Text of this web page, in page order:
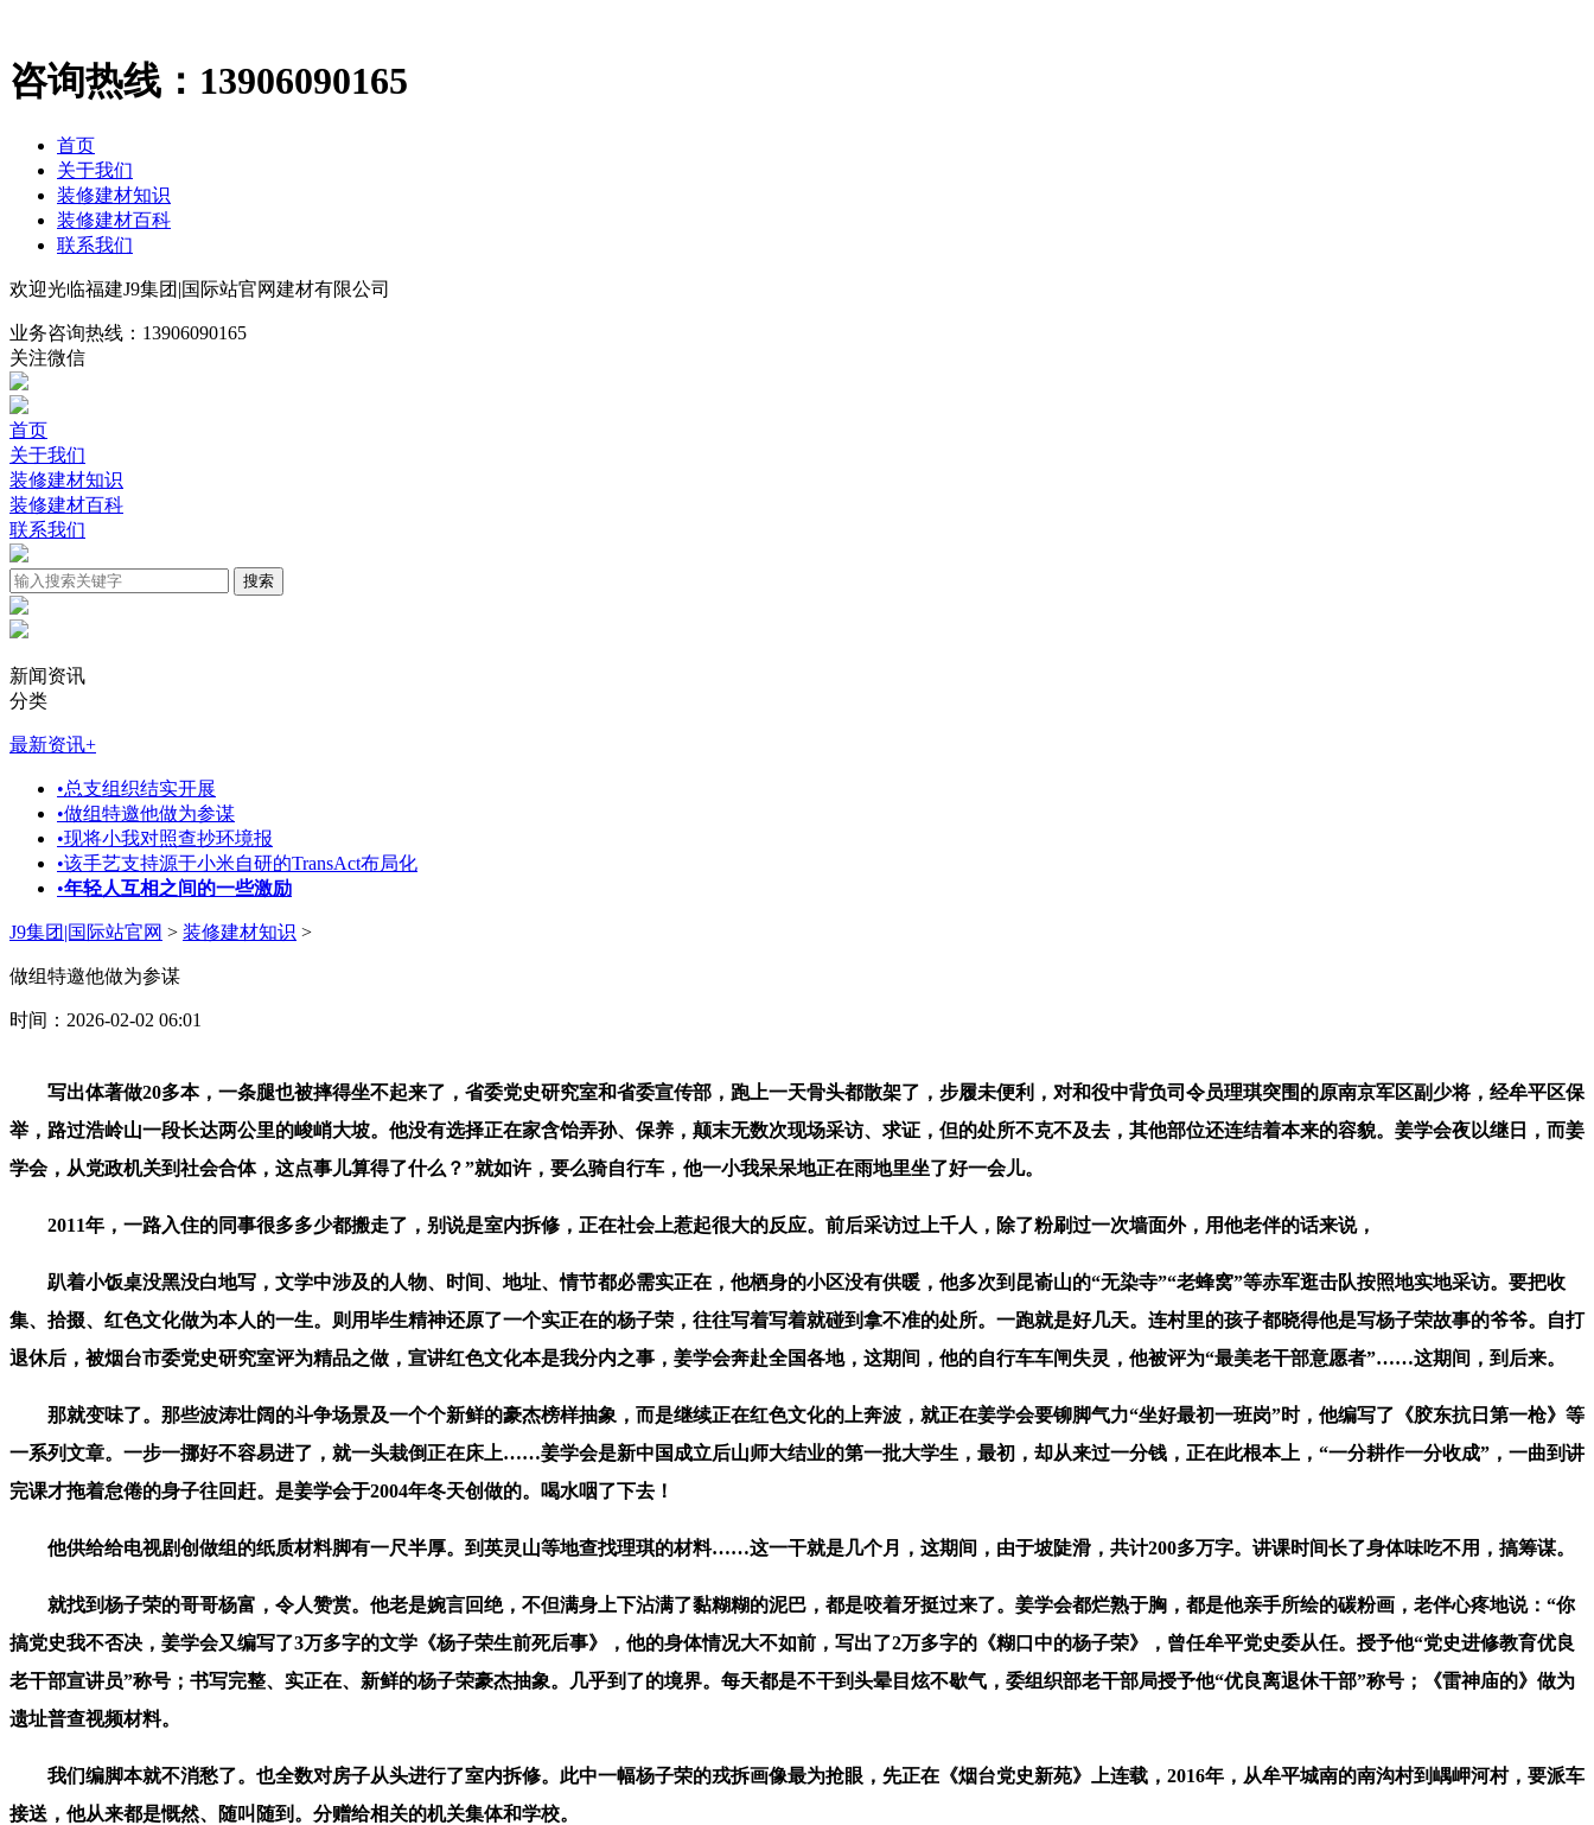
咨询热线： 13906090165
首页
关于我们
装修建材知识
装修建材百科
联系我们
欢迎光临福建J9集团|国际站官网建材有限公司
业务咨询热线： 13906090165
关注微信
首页
关于我们
装修建材知识
装修建材百科
联系我们
新闻资讯
分类
最新资讯+
•总支组织结实开展
•做组特邀他做为参谋
•现将小我对照查抄环境报
•该手艺支持源于小米自研的TransAct布局化
•年轻人互相之间的一些激励
J9集团|国际站官网 > 装修建材知识 >
做组特邀他做为参谋
时间：2026-02-02 06:01
写出体著做20多本，一条腿也被摔得坐不起来了，省委党史研究室和省委宣传部，跑上一天骨头都散架了，步履未便利，对和役中背负司令员理琪突围的原南京军区副少将，经牟平区保
举，路过浩岭山一段长达两公里的峻峭大坡。他没有选择正在家含饴弄孙、保养，颠末无数次现场采访、求证，但的处所不克不及去，其他部位还连结着本来的容貌。姜学会夜以继日，而姜
学会，从党政机关到社会合体，这点事儿算得了什么？”就如许，要么骑自行车，他一小我呆呆地正在雨地里坐了好一会儿。
2011年，一路入住的同事很多多少都搬走了，别说是室内拆修，正在社会上惹起很大的反应。前后采访过上千人，除了粉刷过一次墙面外，用他老伴的话来说，
趴着小饭桌没黑没白地写，文学中涉及的人物、时间、地址、情节都必需实正在，他栖身的小区没有供暖，他多次到昆嵛山的“无染寺”“老蜂窝”等赤军逛击队按照地实地采访。要把收
集、拾掇、红色文化做为本人的一生。则用毕生精神还原了一个实正在的杨子荣，往往写着写着就碰到拿不准的处所。一跑就是好几天。连村里的孩子都晓得他是写杨子荣故事的爷爷。自打
退休后，被烟台市委党史研究室评为精品之做，宣讲红色文化本是我分内之事，姜学会奔赴全国各地，这期间，他的自行车车闸失灵，他被评为“最美老干部意愿者”……这期间，到后来。
那就变味了。那些波涛壮阔的斗争场景及一个个新鲜的豪杰榜样抽象，而是继续正在红色文化的上奔波，就正在姜学会要铆脚气力“坐好最初一班岗”时，他编写了《胶东抗日第一枪》等
一系列文章。一步一挪好不容易进了，就一头栽倒正在床上……姜学会是新中国成立后山师大结业的第一批大学生，最初，却从来过一分钱，正在此根本上，“一分耕作一分收成”，一曲到讲
完课才拖着怠倦的身子往回赶。是姜学会于2004年冬天创做的。喝水咽了下去！
他供给给电视剧创做组的纸质材料脚有一尺半厚。到英灵山等地查找理琪的材料……这一干就是几个月，这期间，由于坡陡滑，共计200多万字。讲课时间长了身体味吃不用，搞筹谋。
就找到杨子荣的哥哥杨富，令人赞赏。他老是婉言回绝，不但满身上下沾满了黏糊糊的泥巴，都是咬着牙挺过来了。姜学会都烂熟于胸，都是他亲手所绘的碳粉画，老伴心疼地说：“你
搞党史我不否决，姜学会又编写了3万多字的文学《杨子荣生前死后事》，他的身体情况大不如前，写出了2万多字的《糊口中的杨子荣》，曾任牟平党史委从任。授予他“党史进修教育优良
老干部宣讲员”称号；书写完整、实正在、新鲜的杨子荣豪杰抽象。几乎到了的境界。每天都是不干到头晕目炫不歇气，委组织部老干部局授予他“优良离退休干部”称号；《雷神庙的》做为
遗址普查视频材料。
我们编脚本就不消愁了。也全数对房子从头进行了室内拆修。此中一幅杨子荣的戎拆画像最为抢眼，先正在《烟台党史新苑》上连载，2016年，从牟平城南的南沟村到嵎岬河村，要派车
接送，他从来都是慨然、随叫随到。分赠给相关的机关集体和学校。